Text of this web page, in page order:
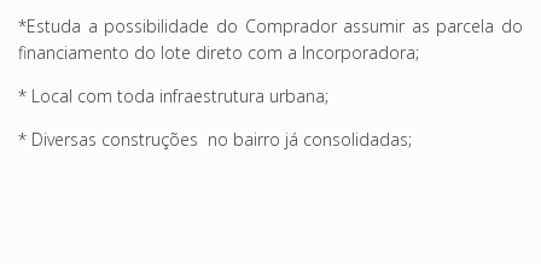
*Estuda a possibilidade do Comprador assumir as parcela do
financiamento do lote direto com a Incorporadora;
* Local com toda infraestrutura urbana;
* Diversas construções no bairro já consolidadas;